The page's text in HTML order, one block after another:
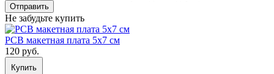
Не забудьте купить
PCB макетная плата 5х7 см
120 руб.
Купить